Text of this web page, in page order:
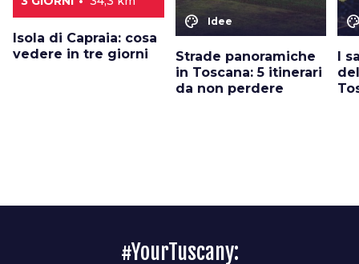
Isola di Capraia: cosa
vedere in tre giorni
color_lens Idee
Strade panoramiche
in Toscana: 5 itinerari
da non perdere
I
#YourTuscany: